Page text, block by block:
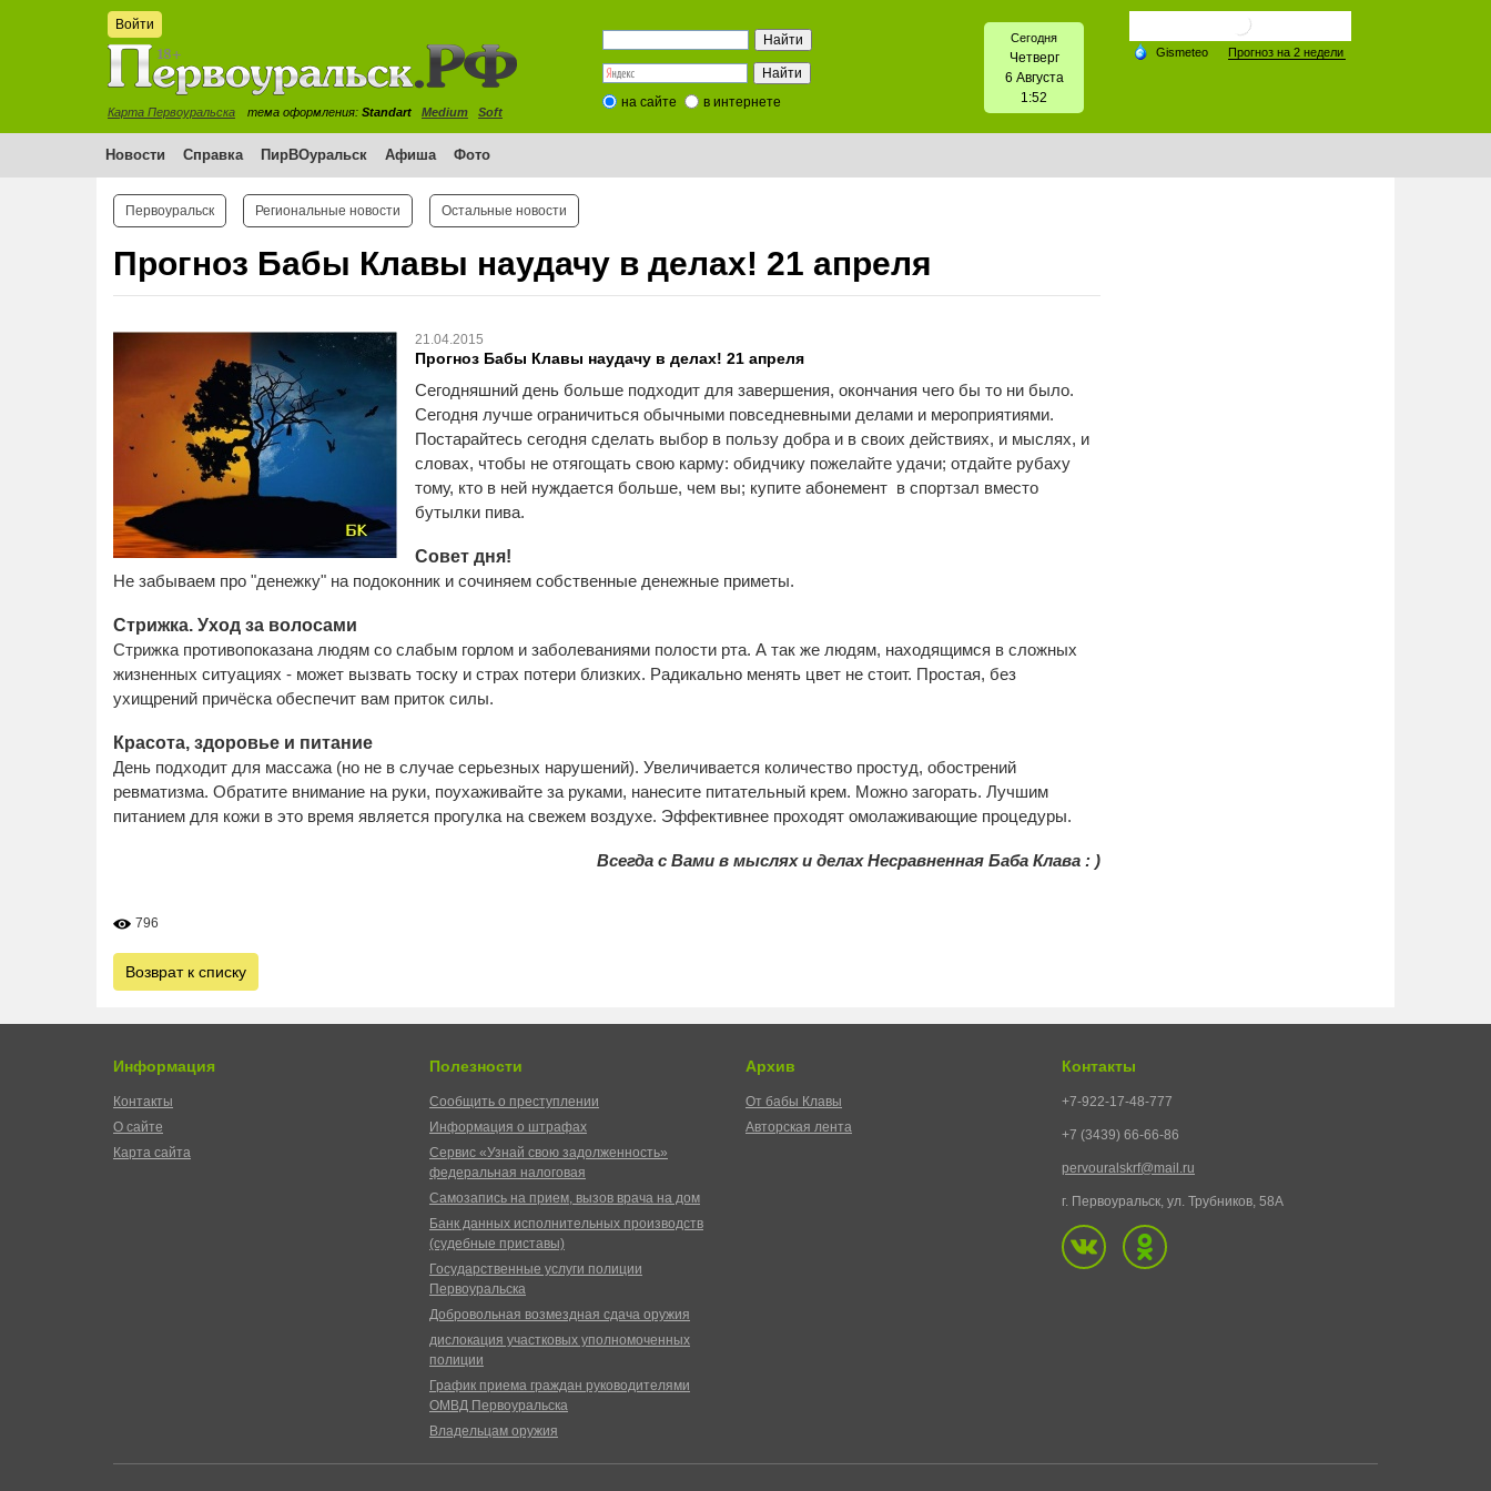
Войти
Карта Первоуральска тема оформления: Standart Medium Soft
на сайте в интернете
Сегодня
Четверг
6 Августа
1:52
Новости Справка ПирВОуральск Афиша Фото
Первоуральск Региональные новости Остальные новости
Прогноз Бабы Клавы наудачу в делах! 21 апреля
21.04.2015
Прогноз Бабы Клавы наудачу в делах! 21 апреля
Сегодняшний день больше подходит для завершения, окончания чего бы то ни было.
Сегодня лучше ограничиться обычными повседневными делами и мероприятиями.
Постарайтесь сегодня сделать выбор в пользу добра и в своих действиях, и мыслях, и
словах, чтобы не отягощать свою карму: обидчику пожелайте удачи; отдайте рубаху
тому, кто в ней нуждается больше, чем вы; купите абонемент  в спортзал вместо
бутылки пива.
Совет дня!
Не забываем про "денежку" на подоконник и сочиняем собственные денежные приметы.
Стрижка. Уход за волосами
Стрижка противопоказана людям со слабым горлом и заболеваниями полости рта. А так же людям, находящимся в сложных
жизненных ситуациях - может вызвать тоску и страх потери близких. Радикально менять цвет не стоит. Простая, без
ухищрений причёска обеспечит вам приток силы.
Красота, здоровье и питание
День подходит для массажа (но не в случае серьезных нарушений). Увеличивается количество простуд, обострений
ревматизма. Обратите внимание на руки, поухаживайте за руками, нанесите питательный крем. Можно загорать. Лучшим
питанием для кожи в это время является прогулка на свежем воздухе. Эффективнее проходят омолаживающие процедуры.
Всегда с Вами в мыслях и делах Несравненная Баба Клава : )
796
Возврат к списку
Информация
Контакты
О сайте
Карта сайта
Полезности
Сообщить о преступлении
Информация о штрафах
Сервис «Узнай свою задолженность»
федеральная налоговая
Самозапись на прием, вызов врача на дом
Банк данных исполнительных производств
(судебные приставы)
Государственные услуги полиции
Первоуральска
Добровольная возмездная сдача оружия
дислокация участковых уполномоченных
полиции
График приема граждан руководителями
ОМВД Первоуральска
Владельцам оружия
Архив
От бабы Клавы
Авторская лента
Контакты
+7-922-17-48-777
+7 (3439) 66-66-86
pervouralskrf@mail.ru
г. Первоуральск, ул. Трубников, 58А